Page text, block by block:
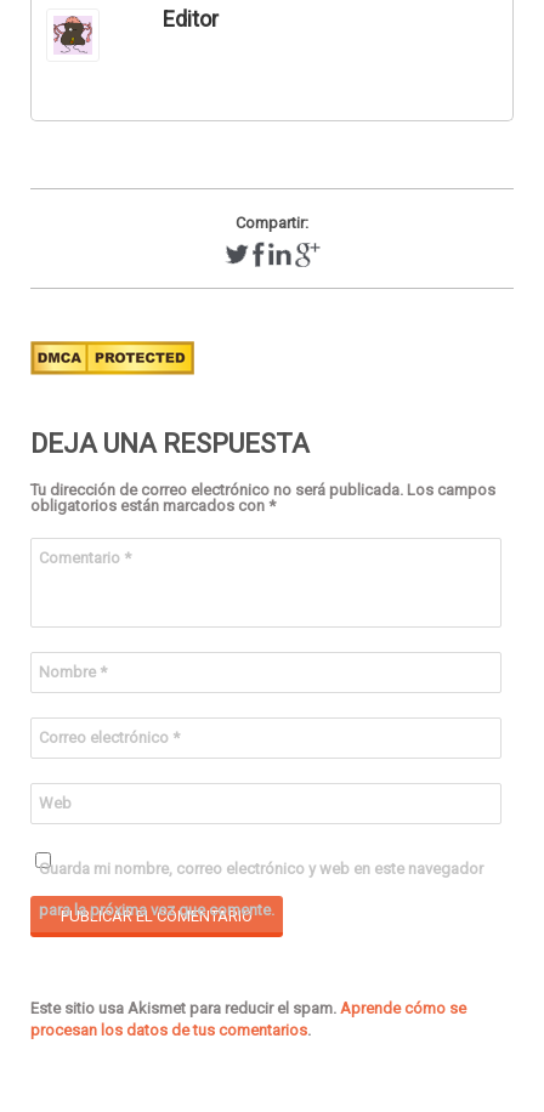
Editor
Compartir:
DEJA UNA RESPUESTA
Tu dirección de correo electrónico no será publicada. Los campos
obligatorios están marcados con *
Comentario *
Nombre *
Correo electrónico *
Web
Guarda mi nombre, correo electrónico y web en este navegador
para la próxima vez que comente.
Este sitio usa Akismet para reducir el spam. Aprende cómo se
procesan los datos de tus comentarios.